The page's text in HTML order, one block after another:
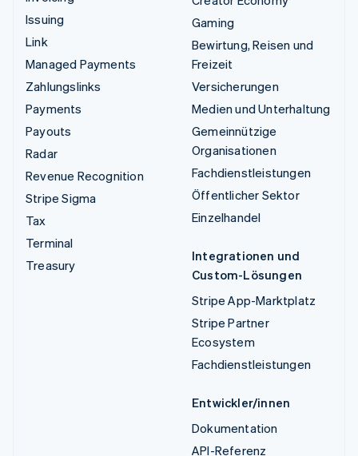
Issuing
Link
Managed Payments
Zahlungslinks
Payments
Payouts
Radar
Revenue Recognition
Stripe Sigma
Tax
Terminal
Treasury
Gaming
Bewirtung, Reisen und
Freizeit
Versicherungen
Medien und Unterhaltung
Gemeinnützige
Organisationen
Fachdienstleistungen
Öffentlicher Sektor
Einzelhandel
Integrationen und
Custom-Lösungen
Stripe App-Marktplatz
Stripe Partner
Ecosystem
Fachdienstleistungen
Entwickler/innen
Dokumentation
API-Referenz